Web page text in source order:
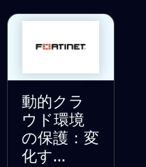
動的クラ
ウド環境
の保護：変
化す...